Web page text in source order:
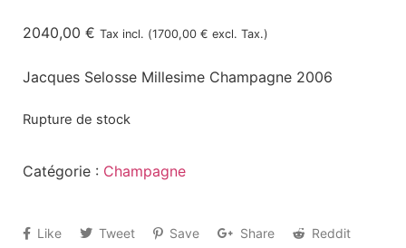
2040,00 € Tax incl. (1700,00 € excl. Tax.)
Jacques Selosse Millesime Champagne 2006
Rupture de stock
Catégorie : Champagne
Like Tweet Save Share
Reddit